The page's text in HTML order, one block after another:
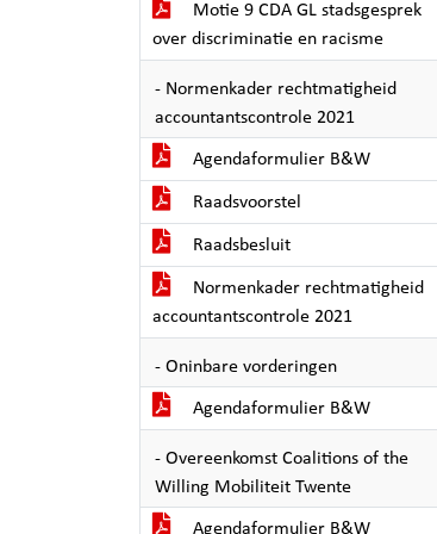
Motie 9 CDA GL stadsgesprek
over discriminatie en racisme
- Normenkader rechtmatigheid
accountantscontrole 2021
Agendaformulier B&W
Raadsvoorstel
Raadsbesluit
Normenkader rechtmatigheid
accountantscontrole 2021
- Oninbare vorderingen
Agendaformulier B&W
- Overeenkomst Coalitions of the
Willing Mobiliteit Twente
Agendaformulier B&W